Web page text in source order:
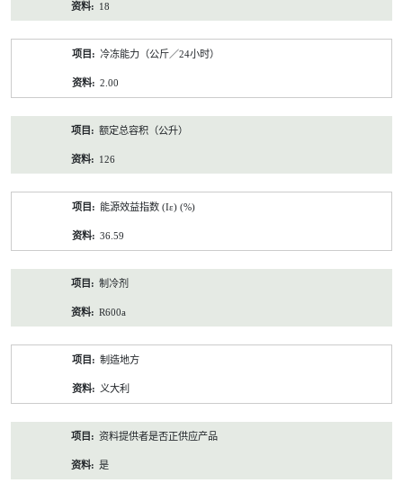
18
冷冻能力（公斤／24小时）
2.00
额定总容积（公升）
126
能源效益指数 (Iε) (%)
36.59
制冷剂
R600a
制造地方
义大利
资料提供者是否正供应产品
是